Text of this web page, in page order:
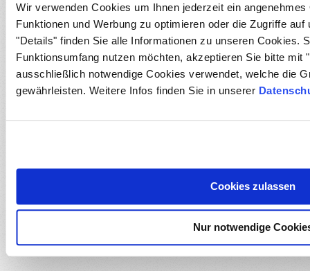
Wir verwenden Cookies um Ihnen jederzeit ein
Funktionen und Werbung zu optimieren oder die Zugriffe
"Details" finden Sie alle Informationen zu unseren Cookies.
Funktionsumfang nutzen möchten, akzeptieren Sie bitte mit
ausschließlich notwendige Cookies verwendet, welche die
gewährleisten. Weitere Infos finden Sie in unserer
Cookies zulassen
Nur notwendige